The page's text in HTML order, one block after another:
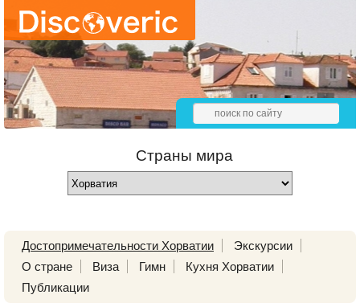
Страны мира
Достопримечательности Хорватии
Экскурсии
О стране
Виза Гимн
Кухня Хорватии
Публикации